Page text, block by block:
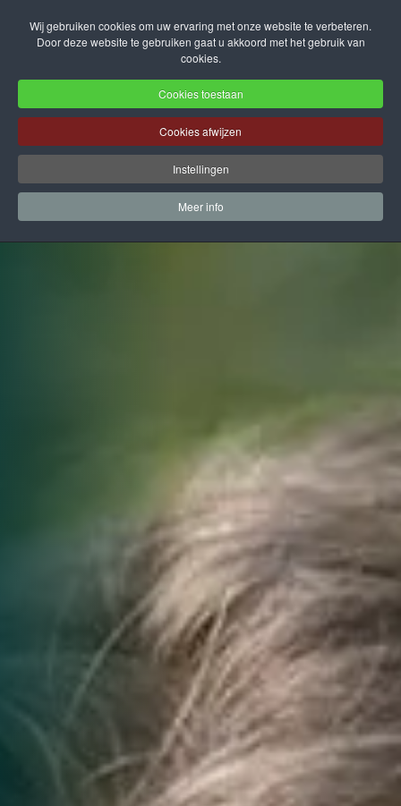
Wij gebruiken cookies om uw ervaring met onze website te verbeteren.
Door deze website te gebruiken gaat u akkoord met het gebruik van
cookies.
Cookies toestaan
Cookies afwijzen
Instellingen
Meer info
Terug naar hoofdinhoud